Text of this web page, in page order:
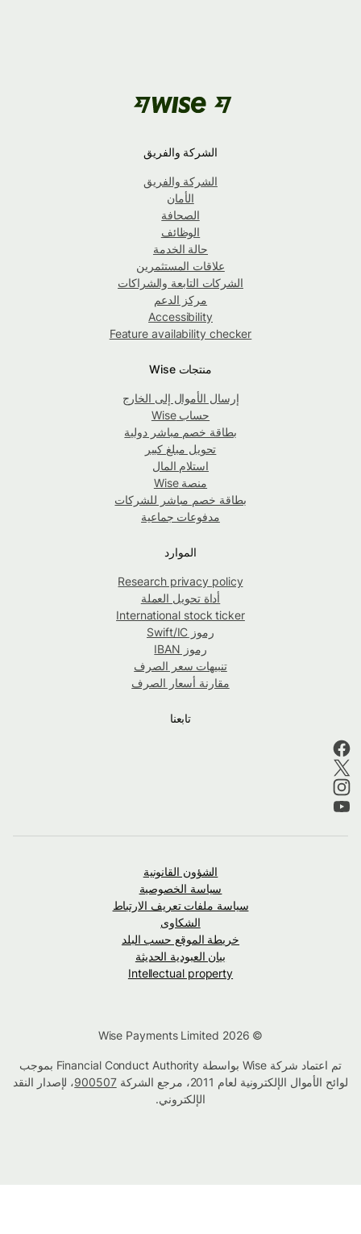
الشركة والفريق
الشركة والفريق
الأمان
الصحافة
الوظائف
حالة الخدمة
علاقات المستثمرين
الشركات التابعة والشراكات
مركز الدعم
Accessibility
Feature availability checker
منتجات Wise
إرسال الأموال إلى الخارج
حساب Wise
بطاقة خصم مباشر دولية
تحويل مبلغ كبير
استلام المال
منصة Wise
بطاقة خصم مباشر للشركات
مدفوعات جماعية
الموارد
Research privacy policy
أداة تحويل العملة
International stock ticker
رموز Swift/IC
رموز IBAN
تنبيهات سعر الصرف
مقارنة أسعار الصرف
تابعنا
الشؤون القانونية
سياسة الخصوصية
سياسة ملفات تعريف الارتباط
الشكاوى
خريطة الموقع حسب البلد
بيان العبودية الحديثة
Intellectual property
تم اعتماد شركة Wise بواسطة Financial Conduct Authority بموجب
لوائح الأموال الإلكترونية لعام 2011، مرجع الشركة
900507، لإصدار النقد
الإلكتروني.